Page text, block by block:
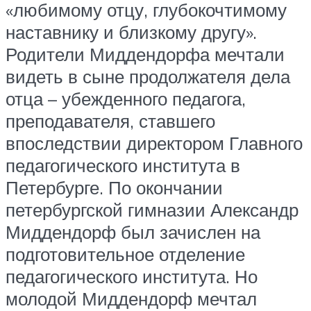
«любимому отцу, глубокочтимому
наставнику и близкому другу».
Родители Миддендорфа мечтали
видеть в сыне продолжателя дела
отца – убежденного педагога,
преподавателя, ставшего
впоследствии директором Главного
педагогического института в
Петербурге. По окончании
петербургской гимназии Александр
Миддендорф был зачислен на
подготовительное отделение
педагогического института. Но
молодой Миддендорф мечтал